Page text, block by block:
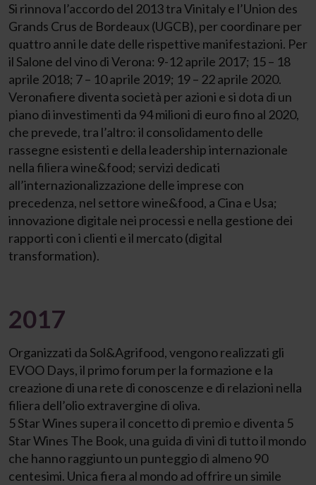
Si rinnova l’accordo del 2013 tra Vinitaly e l’Union des
Grands Crus de Bordeaux (UGCB), per coordinare per
quattro anni le date delle rispettive manifestazioni. Per
il Salone del vino di Verona: 9-12 aprile 2017; 15 – 18
aprile 2018; 7 – 10 aprile 2019; 19 – 22 aprile 2020.
Veronafiere diventa società per azioni e si dota di un
piano di investimenti da 94 milioni di euro fino al 2020,
che prevede, tra l’altro: il consolidamento delle
rassegne esistenti e della leadership internazionale
nella filiera wine&food; servizi dedicati
all’internazionalizzazione delle imprese con
precedenza, nel settore wine&food, a Cina e Usa;
innovazione digitale nei processi e nella gestione dei
rapporti con i clienti e il mercato (digital
transformation).
2017
Organizzati da Sol&Agrifood, vengono realizzati gli
EVOO Days, il primo forum per la formazione e la
creazione di una rete di conoscenze e di relazioni nella
filiera dell’olio extravergine di oliva.
5 Star Wines supera il concetto di premio e diventa 5
Star Wines The Book, una guida di vini di tutto il mondo
che hanno raggiunto un punteggio di almeno 90
centesimi. Unica fiera al mondo ad offrire un simile